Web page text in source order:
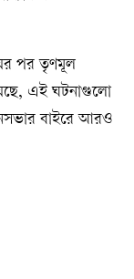
পর তৃণমূল
এই ঘটনাগুলো
বাইরে আরও